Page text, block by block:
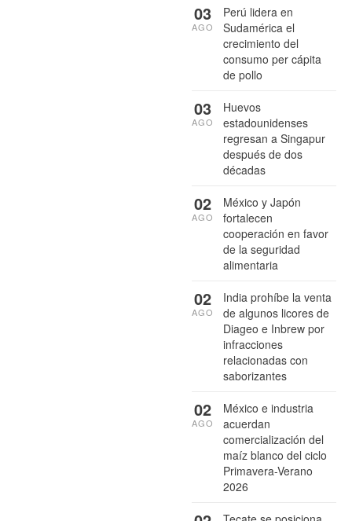
Perú lidera en
Sudamérica el
crecimiento del
consumo per cápita
de pollo
03
AGO
Huevos
estadounidenses
regresan a Singapur
después de dos
décadas
03
AGO
México y Japón
fortalecen
cooperación en favor
de la seguridad
alimentaria
02
AGO
India prohíbe la venta
de algunos licores de
Diageo e Inbrew por
infracciones
relacionadas con
saborizantes
02
AGO
México e industria
acuerdan
comercialización del
maíz blanco del ciclo
Primavera-Verano
2026
02
AGO